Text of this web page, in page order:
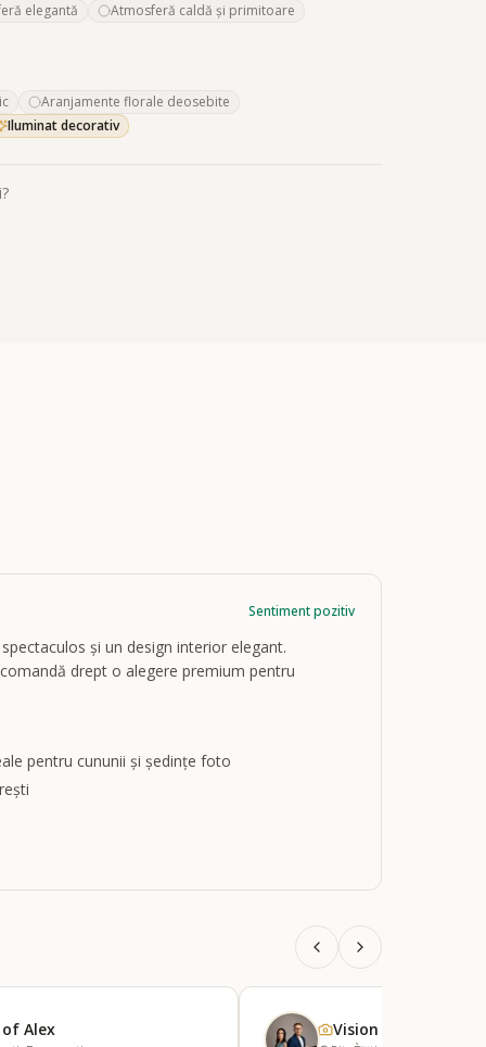
elegantă
Atmosferă caldă și primitoare
Aranjamente florale deosebite
Iluminat decorativ
Sentiment pozitiv
și un design interior elegant.
drept o alegere premium pentru
pentru cununii și ședințe foto
of Alex